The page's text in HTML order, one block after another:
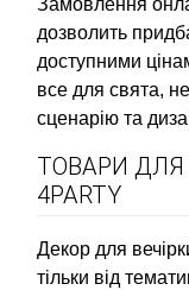
Замовлення
дозволить
доступними
все для свята,
сценарію та
ТОВАРИ ДЛЯ
4PARTY
Декор для
тільки від